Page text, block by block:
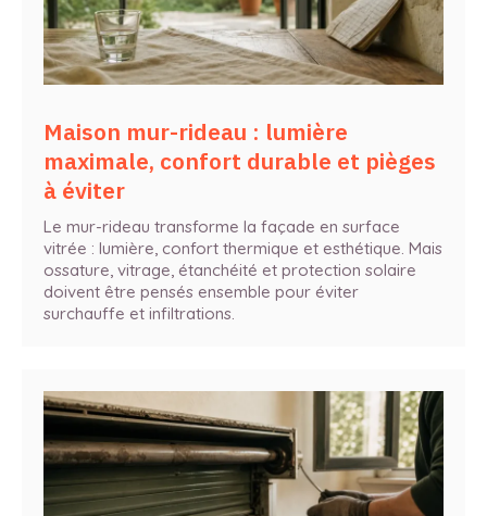
Maison mur-rideau : lumière
maximale, confort durable et pièges
à éviter
Le mur-rideau transforme la façade en surface
vitrée : lumière, confort thermique et esthétique. Mais
ossature, vitrage, étanchéité et protection solaire
doivent être pensés ensemble pour éviter
surchauffe et infiltrations.